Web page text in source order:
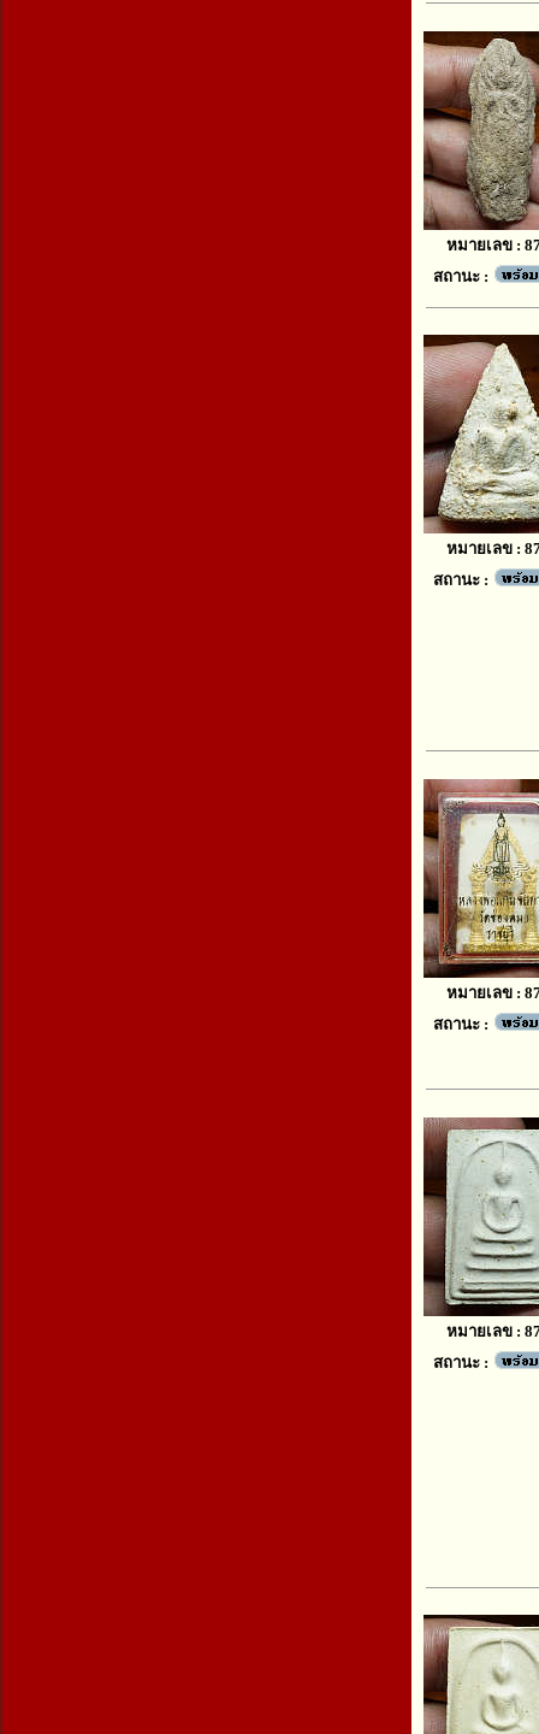
หมายเลข :
สถานะ :
หมายเลข :
สถานะ :
หมายเลข :
สถานะ :
หมายเลข :
สถานะ :